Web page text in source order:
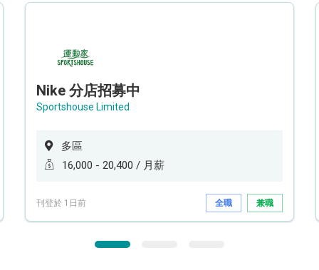
Nike 分店招募中
Sportshouse Limited
多區
16,000 - 20,400 / 月薪
刊登於 1日前 全職 兼職